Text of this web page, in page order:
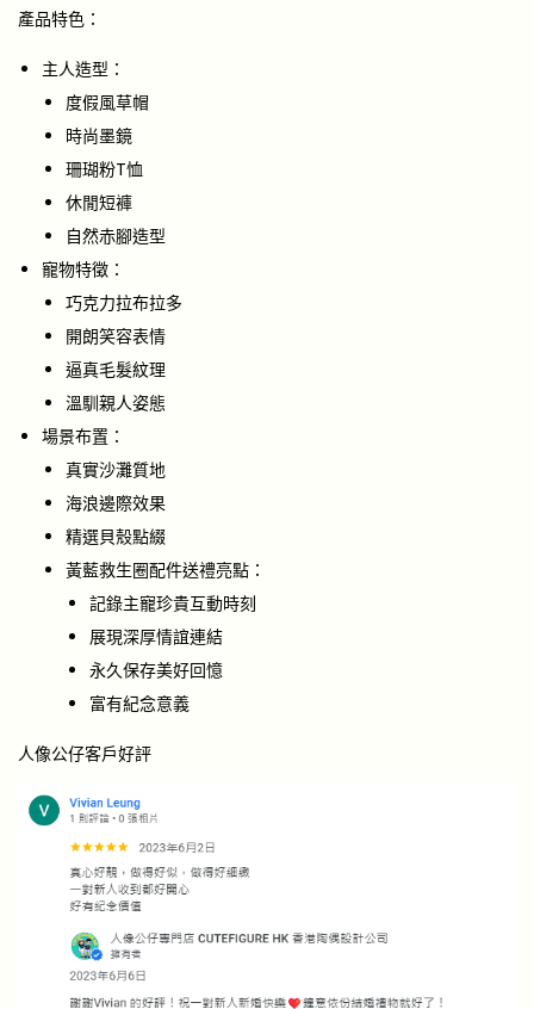
產品特色：
主人造型：
度假風草帽
時尚墨鏡
珊瑚粉T恤
休閒短褲
自然赤腳造型
寵物特徵：
巧克力拉布拉多
開朗笑容表情
逼真毛髮紋理
溫馴親人姿態
場景布置：
真實沙灘質地
海浪邊際效果
精選貝殼點綴
黃藍救生圈配件送禮亮點：
記錄主寵珍貴互動時刻
展現深厚情誼連結
永久保存美好回憶
富有紀念意義
人像公仔客戶好評